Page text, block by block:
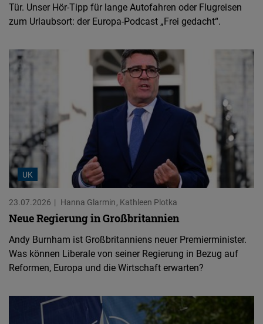
Tür. Unser Hör-Tipp für lange Autofahren oder Flugreisen
zum Urlaubsort: der Europa-Podcast „Frei gedacht“.
UK
23.07.2026 Hanna Glarmin Kathleen Plotka
Neue Regierung in Großbritannien
Andy Burnham ist Großbritanniens neuer Premierminister.
Was können Liberale von seiner Regierung in Bezug auf
Reformen, Europa und die Wirtschaft erwarten?